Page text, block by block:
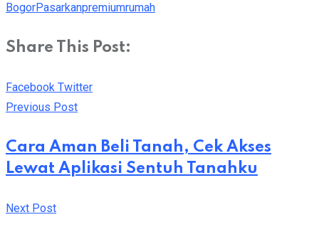
BogorPasarkanpremiumrumah
Share This Post:
Facebook TwitterYoutube
Whatsapp
Cloud
StumbleUpon
Print
Share
Previous Post
Cara Aman Beli Tanah, Cek Akses
Lewat Aplikasi Sentuh Tanahku
Next Post